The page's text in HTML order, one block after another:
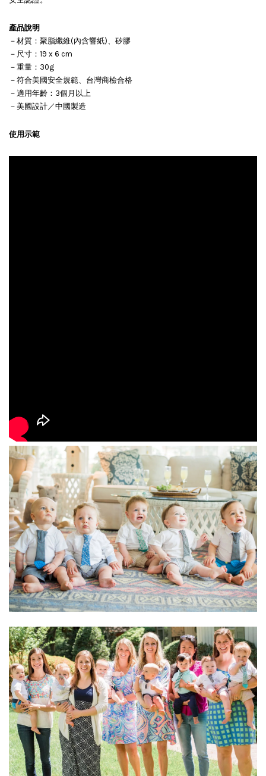
產品說明
－材質：聚脂纖維(內含響紙)、矽膠
－尺寸：19 x 6 cm
－重量：30g
－符合美國安全規範、台灣商檢合格
－適用年齡：3個月以上
－美國設計／中國製造
使用示範